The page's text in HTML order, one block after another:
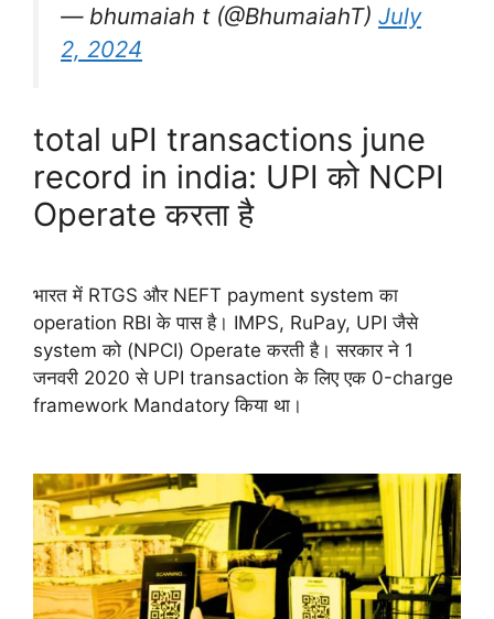
— bhumaiah t (@BhumaiahT) July
2, 2024
total uPI transactions june
record in india: UPI को NCPI
Operate करता है
भारत में RTGS और NEFT payment system का
operation RBI के पास है। IMPS, RuPay, UPI जैसे
system को (NPCI) Operate करती है। सरकार ने 1
जनवरी 2020 से UPI transaction के लिए एक 0-charge
framework Mandatory किया था।